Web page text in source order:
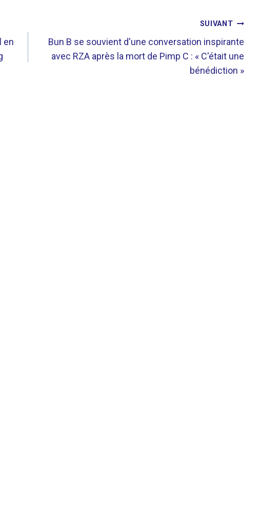
en
SUIVANT
Bun B se souvient d'une conversation inspirante
avec RZA après la mort de Pimp C : « C'était une
bénédiction »